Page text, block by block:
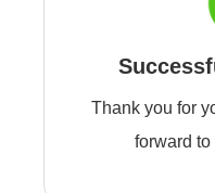
Thank you for
forward